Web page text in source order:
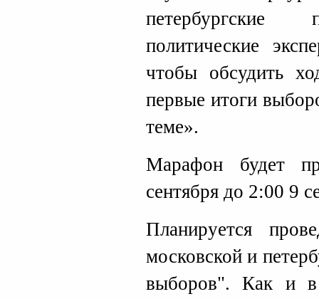
петербургские
политические
чтобы обсудить
первые итоги
теме».
Марафон будет
сентября до 2:00 9
Планируется
московской и
выборов". Как и в